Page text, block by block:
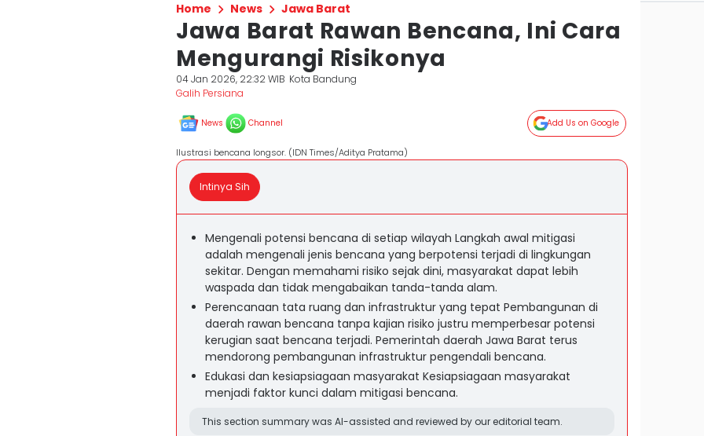
Home News Jawa Barat
Jawa Barat Rawan Bencana, Ini Cara
Mengurangi Risikonya
04 Jan 2026, 22:32 WIB Kota Bandung
Galih Persiana
News Channel Add Us on Google
Ilustrasi bencana longsor. (IDN Times/Aditya Pratama)
Intinya Sih
Mengenali potensi bencana di setiap wilayah Langkah awal mitigasi
adalah mengenali jenis bencana yang berpotensi terjadi di lingkungan
sekitar. Dengan memahami risiko sejak dini, masyarakat dapat lebih
waspada dan tidak mengabaikan tanda-tanda alam.
Perencanaan tata ruang dan infrastruktur yang tepat Pembangunan di
daerah rawan bencana tanpa kajian risiko justru memperbesar potensi
kerugian saat bencana terjadi. Pemerintah daerah Jawa Barat terus
mendorong pembangunan infrastruktur pengendali bencana.
Edukasi dan kesiapsiagaan masyarakat Kesiapsiagaan masyarakat
menjadi faktor kunci dalam mitigasi bencana.
This section summary was AI-assisted and reviewed by our editorial team.